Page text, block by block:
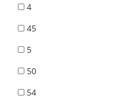
4
45
5
50
54